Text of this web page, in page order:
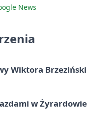
News
Wiktora
w Żyrardowie